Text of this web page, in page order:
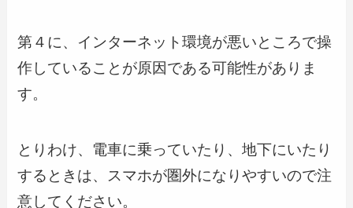
第４に、インターネット環境が悪いところで操
作していることが原因である可能性がありま
す。
とりわけ、電車に乗っていたり、地下にいたり
するときは、スマホが圏外になりやすいので注
意してください。